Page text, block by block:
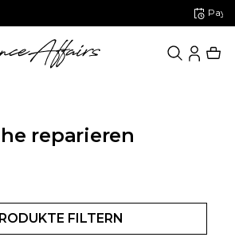
30 Tage später zahlen
reparieren
FILTERN